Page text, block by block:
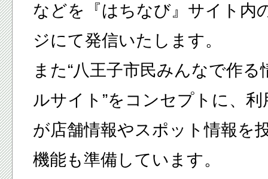
などを『はちなび』サイト内
ジにて発信いたします。
また“八王子市民みんなで作る
ルサイト”をコンセプトに、
が店舗情報やスポット情報を
機能も準備しています。